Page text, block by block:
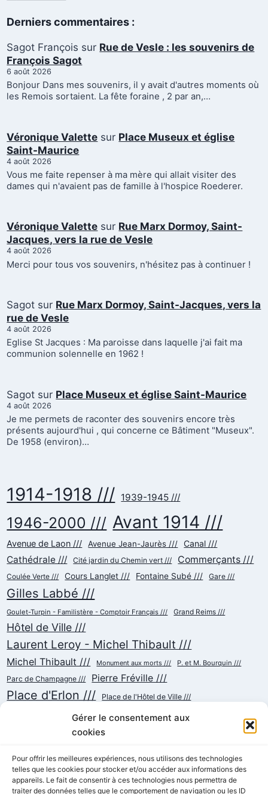
Gérer le consentement aux
cookies
Pour offrir les meilleures expériences, nous utilisons des technologies
telles que les cookies pour stocker et/ou accéder aux informations des
appareils. Le fait de consentir à ces technologies nous permettra de
traiter des données telles que le comportement de navigation ou les ID
Derniers commentaires :
Sagot François sur Rue de Vesle : les souvenirs de
François Sagot
6 août 2026
Bonjour Dans mes souvenirs, il y avait d'autres moments où
les Remois sortaient. La fête foraine , 2 par an,…
Véronique Valette sur Place Museux et église
Saint-Maurice
4 août 2026
Vous me faite repenser à ma mère qui allait visiter des
dames qui n'avaient pas de famille à l'hospice Roederer.
Véronique Valette sur Rue Marx Dormoy, Saint-
Jacques, vers la rue de Vesle
4 août 2026
Merci pour tous vos souvenirs, n'hésitez pas à continuer !
Sagot sur Rue Marx Dormoy, Saint-Jacques, vers la
rue de Vesle
4 août 2026
Eglise St Jacques : Ma paroisse dans laquelle j'ai fait ma
communion solennelle en 1962 !
Sagot sur Place Museux et église Saint-Maurice
4 août 2026
Je me permets de raconter des souvenirs encore très
présents aujourd'hui , qui concerne ce Bâtiment "Museux".
De 1958 (environ)…
1914-1918 /// 1939-1945 ///
1946-2000 /// Avant 1914 ///
Avenue de Laon /// Avenue Jean-Jaurès /// Canal ///
Cathédrale /// Cité jardin du Chemin vert /// Commerçants ///
Coulée Verte /// Cours Langlet /// Fontaine Subé /// Gare ///
Gilles Labbé ///
Goulet-Turpin - Familistère - Comptoir Français /// Grand Reims ///
Hôtel de Ville ///
Laurent Leroy - Michel Thibault ///
Michel Thibault /// Monument aux morts /// P. et M. Bourquin ///
Parc de Champagne /// Pierre Fréville ///
Place d'Erlon /// Place de l'Hôtel de Ville ///
Place de la République /// Place du Cardinal Luçon ///
Place du Forum/des Marchés ///
Rue Buirette /// Rue Carnot /// Rue Chanzy /// Rue Colbert ///
Rue Cérès /// Rue de l'Etape /// Rue de Mars /// Rue de Talleyrand ///